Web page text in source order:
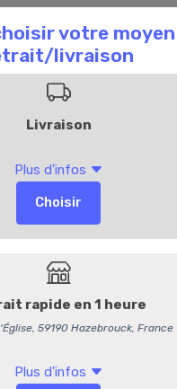
Plats préparés